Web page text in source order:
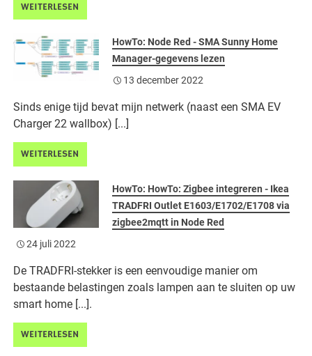
WEITERLESEN
HowTo: Node Red - SMA Sunny Home
Manager-gegevens lezen
13 december 2022
Sinds enige tijd bevat mijn netwerk (naast een SMA EV
Charger 22 wallbox) [...]
WEITERLESEN
HowTo: HowTo: Zigbee integreren - Ikea
TRADFRI Outlet E1603/E1702/E1708 via
zigbee2mqtt in Node Red
24 juli 2022
De TRADFRI-stekker is een eenvoudige manier om
bestaande belastingen zoals lampen aan te sluiten op uw
smart home [...].
WEITERLESEN